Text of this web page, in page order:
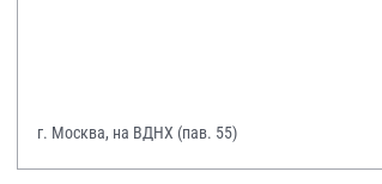
г. Москва, на ВДНХ (пав. 55)